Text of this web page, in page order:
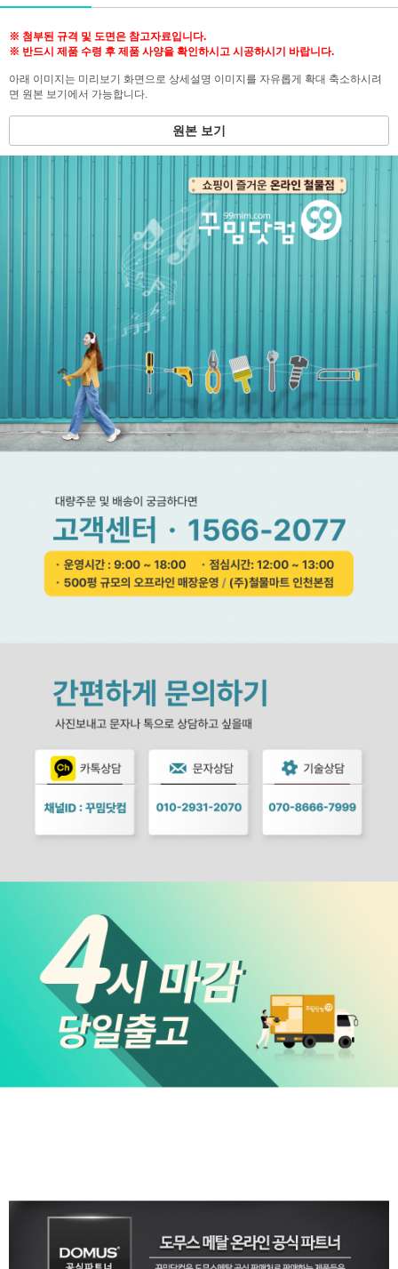
※ 첨부된 규격 및 도면은 참고자료입니다.
※ 반드시 제품 수령 후 제품 사양을 확인하시고 시공하시기 바랍니다.
아래 이미지는 미리보기 화면으로 상세설명 이미지를 자유롭게 확대 축소하시려
면 원본 보기에서 가능합니다.
원본 보기